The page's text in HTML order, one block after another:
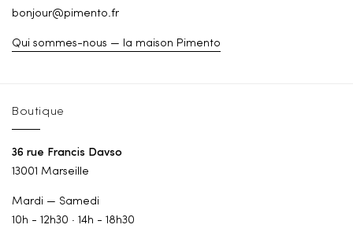
bonjour@pimento.fr
Qui sommes-nous — la maison Pimento
Boutique
36 rue Francis Davso
13001 Marseille
Mardi — Samedi
10h - 12h30 · 14h - 18h30